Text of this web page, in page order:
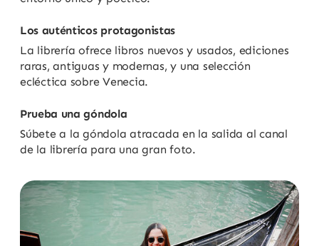
Los auténticos protagonistas
La librería ofrece libros nuevos y usados, ediciones
raras, antiguas y modernas, y una selección
ecléctica sobre Venecia.
Prueba una góndola
Súbete a la góndola atracada en la salida al canal
de la librería para una gran foto.